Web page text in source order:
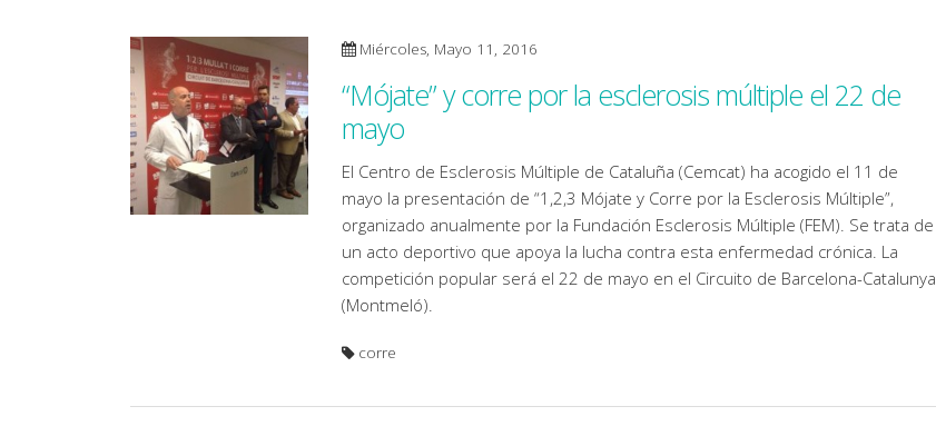
Miércoles, Mayo 11, 2016
“Mójate” y corre por la esclerosis múltiple el 22 de
mayo
El Centro de Esclerosis Múltiple de Cataluña (Cemcat) ha acogido el 11 de
mayo la presentación de “1,2,3 Mójate y Corre por la Esclerosis Múltiple”,
organizado anualmente por la Fundación Esclerosis Múltiple (FEM). Se trata de
un acto deportivo que apoya la lucha contra esta enfermedad crónica. La
competición popular será el 22 de mayo en el Circuito de Barcelona-Catalunya
(Montmeló).
corre